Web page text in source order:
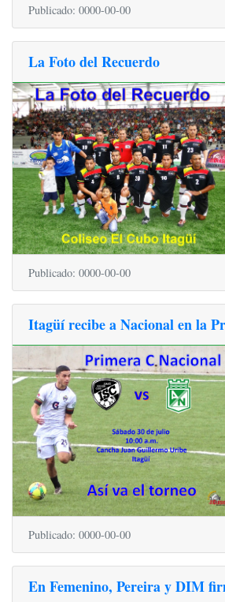
Publicado: 0000-00-00
La Foto del Recuerdo
Publicado: 0000-00-00
Itagüí recibe a Nacional en la
Publicado: 0000-00-00
En Femenino, Pereira y DIM